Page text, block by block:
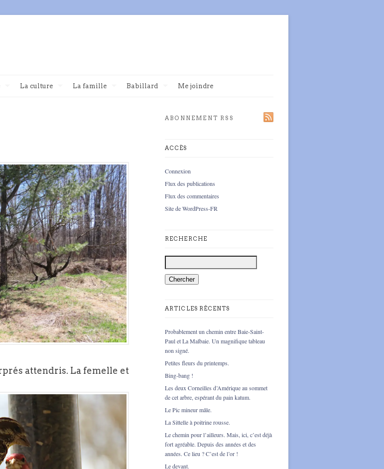
La culture La famille Babillard Me joindre
attendris. La femelle et
ABONNEMENT RSS
ACCÈS
Connexion
Flux des publications
Flux des commentaires
Site de WordPress-FR
RECHERCHE
ARTICLES RÉCENTS
Probablement un chemin entre Baie-Saint-
Paul et La Malbaie. Un magnifique tableau
non signé.
Petites fleurs du printemps.
Bing-bang !
Les deux Corneilles d’Amérique au sommet
de cet arbre, espérant du pain katum.
Le Pic mineur mâle.
La Sittelle à poitrine rousse.
Le chemin pour l’ailleurs. Mais, ici, c’est déjà
fort agréable. Depuis des années et des
années. Ce lieu ? C’est de l’or !
Le devant.